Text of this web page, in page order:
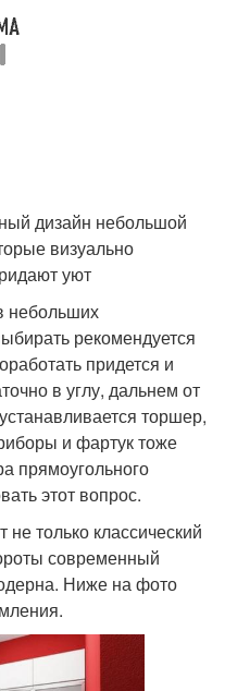
дизайн небольшой
визуально
уют
небольших
рекомендуется
придется и
в углу, дальнем от
торшер,
и фартук тоже
прямоугольного
этот вопрос.
только классический
современный
Ниже на фото